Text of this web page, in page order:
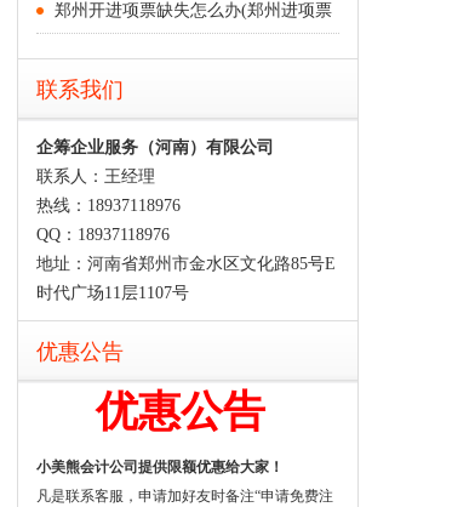
郑州开进项票缺失怎么办(郑州进项票
联系我们
企筹企业服务（河南）有限公司
联系人：王经理
热线：18937118976
QQ：18937118976
地址：河南省郑州市金水区文化路85号E
时代广场11层1107号
优惠公告
优惠公告
小美熊会计公司提供限额优惠给大家！
凡是联系客服，申请加好友时备注“申请免费注